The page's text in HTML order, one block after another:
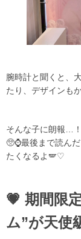
腕時計と聞くと、
たり、デザインも
そんな子に朗報…
🥺⌚最後まで読ん
たくなるよ🪽♡
💗 期間限
ム”が天使